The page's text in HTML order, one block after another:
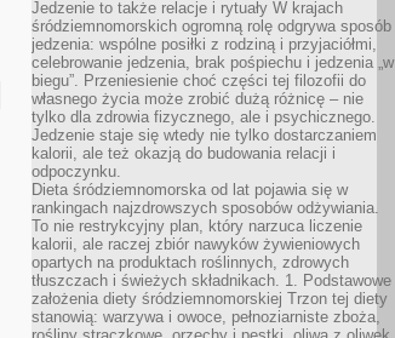
Jedzenie to także relacje i rytuały W krajach
śródziemnomorskich ogromną rolę odgrywa sposób
jedzenia: wspólne posiłki z rodziną i przyjaciółmi,
celebrowanie jedzenia, brak pośpiechu i jedzenia „w
biegu”. Przeniesienie choć części tej filozofii do
własnego życia może zrobić dużą różnicę – nie
tylko dla zdrowia fizycznego, ale i psychicznego.
Jedzenie staje się wtedy nie tylko dostarczaniem
kalorii, ale też okazją do budowania relacji i
odpoczynku.
Dieta śródziemnomorska od lat pojawia się w
rankingach najzdrowszych sposobów odżywiania.
To nie restrykcyjny plan, który narzuca liczenie
kalorii, ale raczej zbiór nawyków żywieniowych
opartych na produktach roślinnych, zdrowych
tłuszczach i świeżych składnikach. 1. Podstawowe
założenia diety śródziemnomorskiej Trzon tej diety
stanowią: warzywa i owoce, pełnoziarniste zboża,